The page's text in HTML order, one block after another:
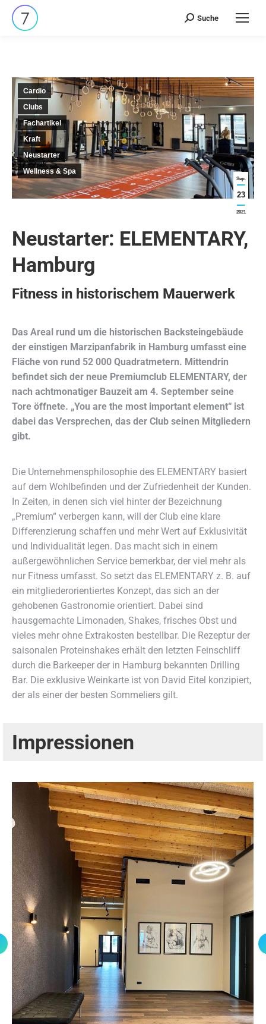
Search:
Suche
Sep.
23
2021
Cardio
Clubs
Fachartikel
Kraft
Neustarter
Wellness & Spa
Neustarter: ELEMENTARY,
Hamburg
Fitness in historischem Mauerwerk
Das Areal rund um die historischen Backsteingebäude
der einstigen Marzipanfabrik in Hamburg umfasst eine
Fläche von rund 52 000 Quadratmetern. Mittendrin
befindet sich der neue Premiumclub ELEMENTARY, der
nach achtmonatiger Bauzeit am 4. September seine
Tore öffnete. „You are the most important element“ ist
dabei das Versprechen, das der Club seinen Mitgliedern
gibt.
Die Unternehmensphilosophie des ELEMENTARY basiert
auf dem Wohlbefinden und der Zufriedenheit der Kunden.
In Zeiten, in denen sich viel hinter der Bezeichnung
„Premium“ verbergen kann, will der Club eine klare
Differenzierung schaffen und mehr Wert auf Exklusivität
und Individualität legen. Das macht sich in einem
außergewöhnlichen Service bemerkbar, der viel mehr als
nur Fitness umfasst. So setzt das ELEMENTARY z. B. auf
ein mitgliederorientiertes Konzept, das sich an der
gehobenen Gastronomie orientiert. Dabei sind
hausgemachte Limonaden, Shakes, frisches Obst und
vieles mehr ohne Extrakosten bestellbar. Die Rezeptur der
saisonalen Proteinshakes erhält den letzten Feinschliff
durch die Barkeeper der in Hamburg bekannten Drilling
Bar. Die exklusive Weinkarte ist von David Eitel konzipiert,
der als einer der besten Sommeliers gilt.
Impressionen